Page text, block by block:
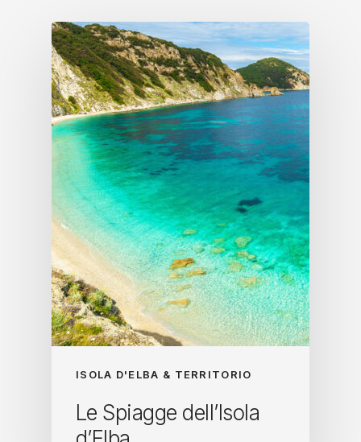
ISOLA D'ELBA & TERRITORIO
Le Spiagge dell’Isola